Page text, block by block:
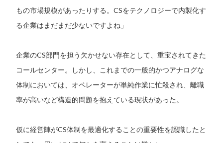
もの市場規模があったりする。CSをテクノロジーで内製化す
る企業はまだまだ少ないですよね」
企業のCS部門を担う欠かせない存在として、重宝されてきた
コールセンター。しかし、これまでの一般的かつアナログな
体制においては、オペレーターが単純作業に忙殺され、離職
率が高いなど構造的問題を抱えている現状があった。
仮に経営陣がCS体制を最適化することの重要性を認識したと